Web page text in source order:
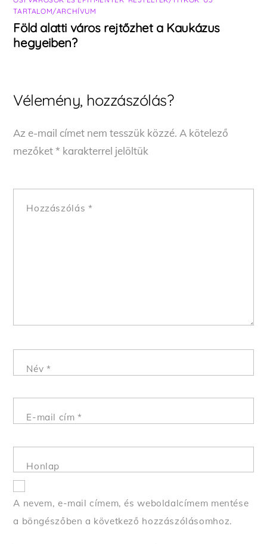
TARTALOM/ARCHÍVUM
Föld alatti város rejtőzhet a Kaukázus
hegyeiben?
Vélemény, hozzászólás?
Az e-mail címet nem tesszük közzé. A kötelező
mezőket* karakterrel jelöltük
Hozzászólás *
Név *
E-mail cím*
Honlap
A nevem, e-mail címem, és weboldalcímem mentése
a böngészőben a következő hozzászólásomhoz.